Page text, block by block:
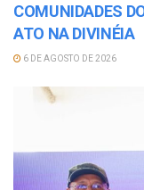
COMUNIDADES
ATO NA DIVINÉIA
6 DE AGOSTO DE 2026